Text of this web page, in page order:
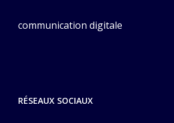
communication digitale
RÉSEAUX SOCIAUX